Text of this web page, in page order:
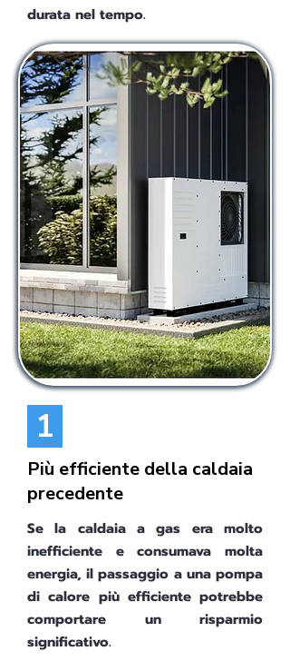
durata nel tempo.
1
Più efficiente della caldaia
precedente
Se la caldaia a gas era molto
inefficiente e consumava molta
energia, il passaggio a una pompa
di calore più efficiente potrebbe
comportare un risparmio
significativo.